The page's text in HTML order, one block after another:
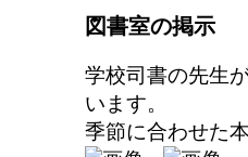
図書室の掲示
学校司書の先生
います。
季節に合わせた